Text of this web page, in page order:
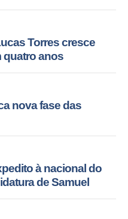
Torres cresce
quatro anos
nova fase das
à nacional do
de Samuel